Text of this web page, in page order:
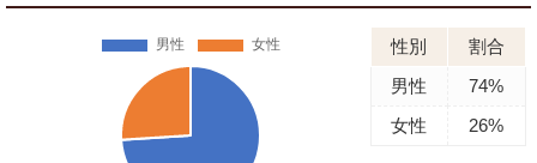
性別
割合
男性
74%
女性
26%